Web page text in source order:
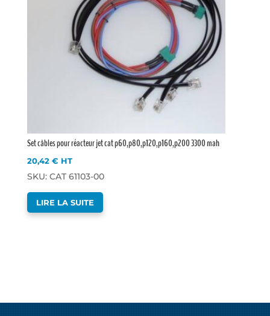
Set câbles pour réacteur jet cat p60,p80,p120,p160,p200 3300 mah
20,42€ HT
SKU: CAT 61103-00
LIRE LA SUITE